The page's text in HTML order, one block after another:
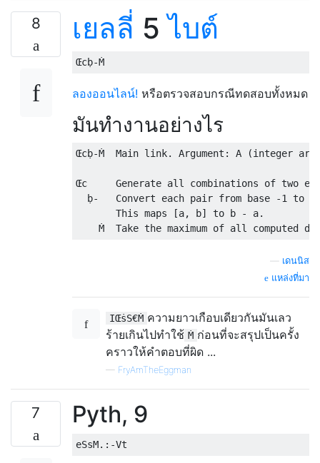
8 เยลลี่ 5ไบต์
ลองออนไลน์! หรือตรวจสอบกรณีทดสอบทั้งหมด
มันทำงานอย่างไร
Œcḅ-Ṁ  Main link. Argument: A (integer
Œc     Generate all combinations of two
ḅ-   Convert each pair from base -1 to
       This maps [a, b] to b - a.
เดนนิส
แหล่งที่มา
IŒṡS€Ṁ ความยาวเกือบเดียวกันมันเลว
ร้ายเกินไปทำใช้ Ṁ ก่อนที่จะสรุปเป็นครั้ง
คราวให้คำตอบที่ผิด ...
— FryAmTheEggman
7 Pyth, 9